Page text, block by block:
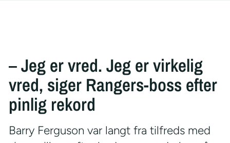
– Jeg er vred. Jeg er virkelig
vred, siger Rangers-boss efter
pinlig rekord
Barry Ferguson var langt fra tilfreds med